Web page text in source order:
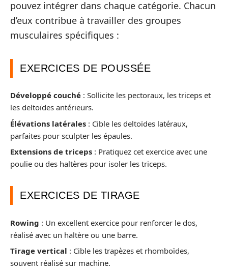
pouvez intégrer dans chaque catégorie. Chacun
d’eux contribue à travailler des groupes
musculaires spécifiques :
EXERCICES DE POUSSÉE
Développé couché : Sollicite les pectoraux, les triceps et
les deltoïdes antérieurs.
Élévations latérales : Cible les deltoïdes latéraux,
parfaites pour sculpter les épaules.
Extensions de triceps : Pratiquez cet exercice avec une
poulie ou des haltères pour isoler les triceps.
EXERCICES DE TIRAGE
Rowing : Un excellent exercice pour renforcer le dos,
réalisé avec un haltère ou une barre.
Tirage vertical : Cible les trapèzes et rhomboïdes,
souvent réalisé sur machine.